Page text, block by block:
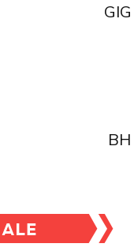
GIG
BH